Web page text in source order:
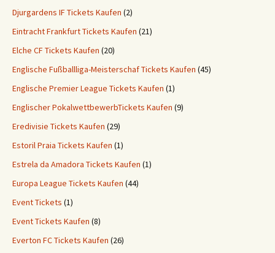
Djurgardens IF Tickets Kaufen (2)
Eintracht Frankfurt Tickets Kaufen (21)
Elche CF Tickets Kaufen (20)
Englische Fußballliga-Meisterschaf Tickets Kaufen (45)
Englische Premier League Tickets Kaufen (1)
Englischer PokalwettbewerbTickets Kaufen (9)
Eredivisie Tickets Kaufen (29)
Estoril Praia Tickets Kaufen (1)
Estrela da Amadora Tickets Kaufen (1)
Europa League Tickets Kaufen (44)
Event Tickets (1)
Event Tickets Kaufen (8)
Everton FC Tickets Kaufen (26)